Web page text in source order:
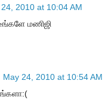
2010 at 10:04 AM
மணிஜி
May 24, 2010 at 10:54 AM